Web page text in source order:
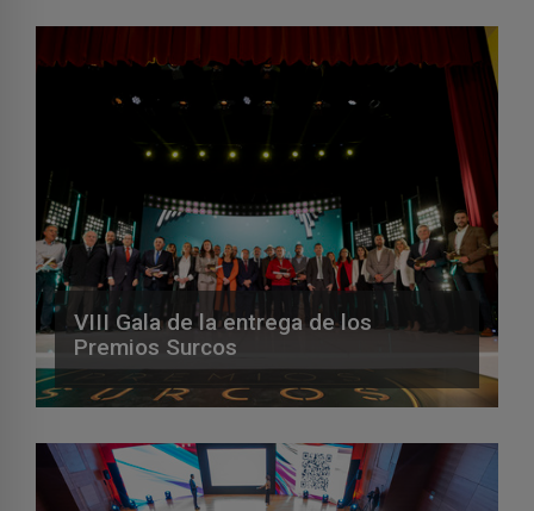
VIII Gala de la entrega de los
Premios Surcos